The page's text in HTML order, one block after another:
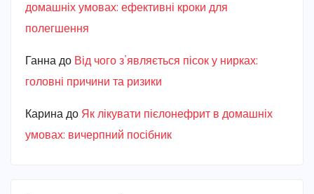
домашніх умовах: ефективні кроки для
полегшення
Ганна до Від чого з’являється пісок у нирках:
головні причини та ризики
Карина до Як лікувати пієлонефрит в домашніх
умовах: вичерпний посібник